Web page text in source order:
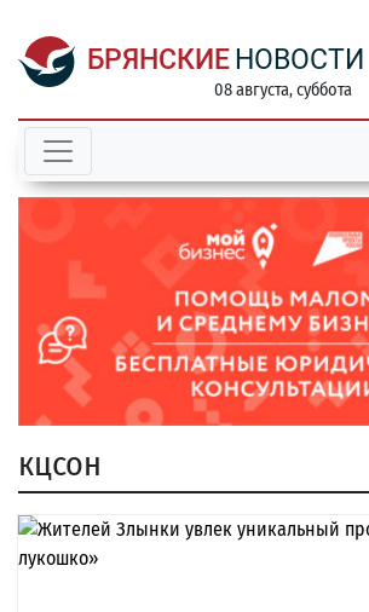
БРЯНСКИЕ НОВОСТИ
08 августа, суббота
кцсон